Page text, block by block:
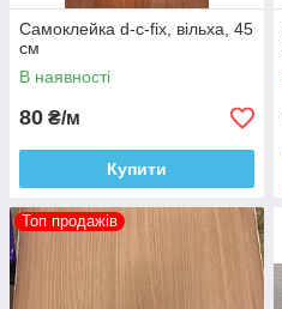
Самоклейка d-c-fix, вільха, 45
см
В наявності
80 ₴/м
Купити
Топ продажів